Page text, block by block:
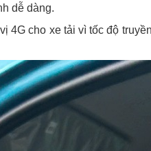
dễ dàng.
4G cho xe tải vì tốc độ